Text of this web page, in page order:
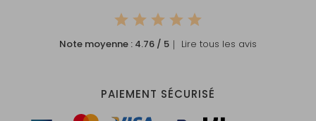
Note moyenne : 4.76 / 5 ｜ Lire tous les avis
PAIEMENT SÉCURISÉ